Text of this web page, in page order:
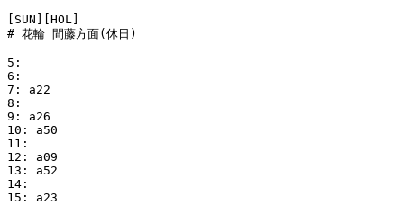
[SUN][HOL]
# 花輪 間藤方面(休日)
5:
6:
7: a22
8:
9: a26
10: a50
11:
12: a09
13: a52
14:
15: a23